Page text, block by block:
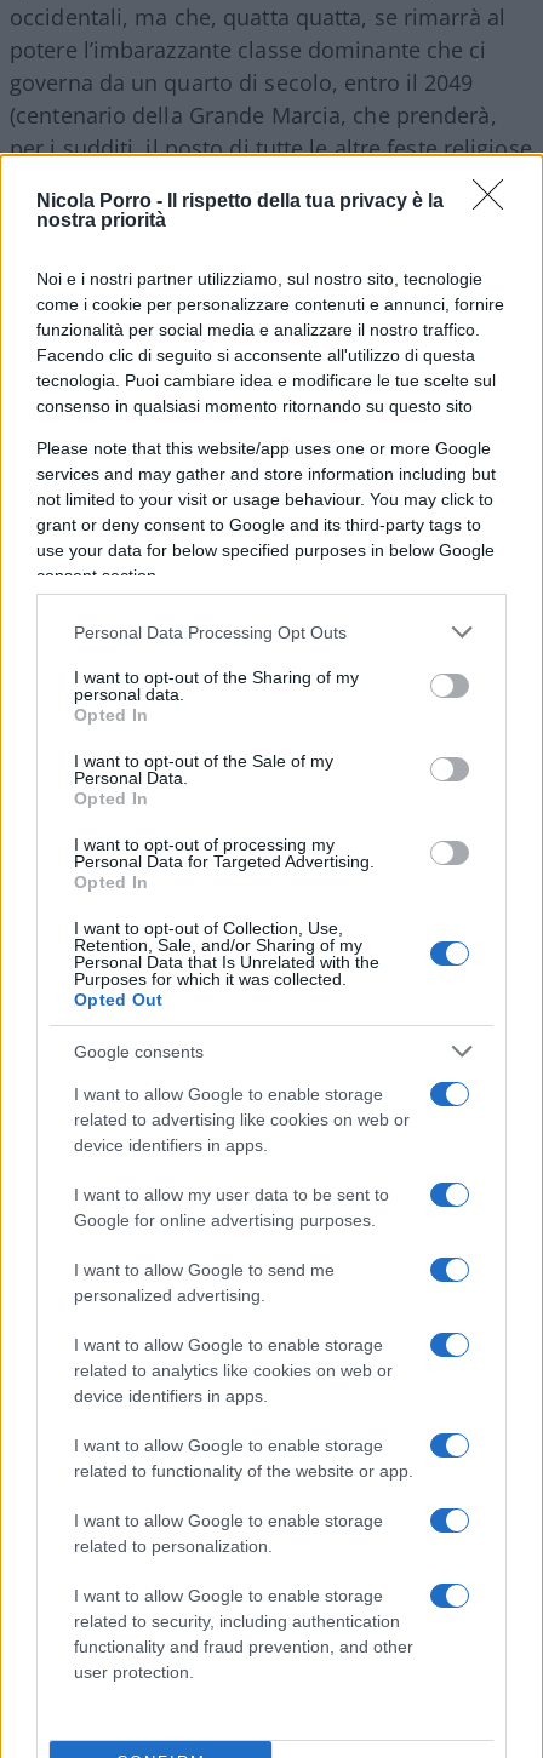
Nicola Porro -
Il rispetto della tua privacy è la
nostra priorità
Noi e i nostri partner utilizziamo, sul nostro sito, tecnologie
come i cookie per personalizzare contenuti e annunci, fornire
funzionalità per social media e analizzare il nostro traffico.
Facendo clic di seguito si acconsente all'utilizzo di questa
tecnologia. Puoi cambiare idea e modificare le tue scelte sul
consenso in qualsiasi momento ritornando su questo sito
Please note that this website/app uses one or more Google
services and may gather and store information including but
not limited to your visit or usage behaviour. You may click to
grant or deny consent to Google and its third-party tags to
use your data for below specified purposes in below Google
consent section.
Personal Data Processing Opt Outs
I want to opt-out of the Sharing of my
personal data.
Opted In
I want to opt-out of the Sale of my
Personal Data.
Opted In
I want to opt-out of processing my
Personal Data for Targeted Advertising.
Opted In
I want to opt-out of Collection, Use,
Retention, Sale, and/or Sharing of my
Personal Data that Is Unrelated with the
Purposes for which it was collected.
Opted Out
Google consents
I want to allow Google to enable storage
related to advertising like cookies on web or
device identifiers in apps.
I want to allow my user data to be sent to
Google for online advertising purposes.
I want to allow Google to send me
personalized advertising.
I want to allow Google to enable storage
related to analytics like cookies on web or
device identifiers in apps.
I want to allow Google to enable storage
related to functionality of the website or app.
I want to allow Google to enable storage
related to personalization.
I want to allow Google to enable storage
related to security, including authentication
functionality and fraud prevention, and other
user protection.
occidentali, ma che, quatta quatta, se rimarrà al
potere l’imbarazzante classe dominante che ci
governa da un quarto di secolo, entro il 2049
(centenario della Grande Marcia, che prenderà,
per i sudditi, il posto di tutte le altre feste religiose
guerra, gli permetterà di dominare il mondo.
Anche in questo casoTrump è stato innovativo
soprattutto è stato coerente con il credo del Ceo
capitalism che aborre i corpi intermedi delle
organizzazioni, statali e non. Apro una parantesi,
un errore il mio, un corpo intermedio lo accetta,
le lobby. Parlo solo per me, lobbying significa
corruzione (si dissemini Trojan come se piovesse),
ne ho scritto, e molto. Chiusa parentesi.
Comunque, e su questo non ci piove, che ha fatto
il birbante? Con un tweet si è liberato sia delle
Ministero degli Esteri lo assegnano a funzionari-
maggiordomi, per questo quei maschilisti di
Bruxelles danno a una donna l’Alto
sceneggiate alla Barack Obama che si portava
dietro (solo) giornalisti-maggiordomi.
questi due mondi, finti, sono finiti in un
battibaleno.
Pagina
Precedente
PAGINA
Leggi i commenti
Vignetta del 07/08/2026
Vai all'archivio delle vignette
Il campeggio dei comunisti:
tutti in vacanza, ma sempre
con falce e martello
Canne, pastasciutta antifà e indottrinamento: la
rivoluzione dei giovani viziati che giocano al